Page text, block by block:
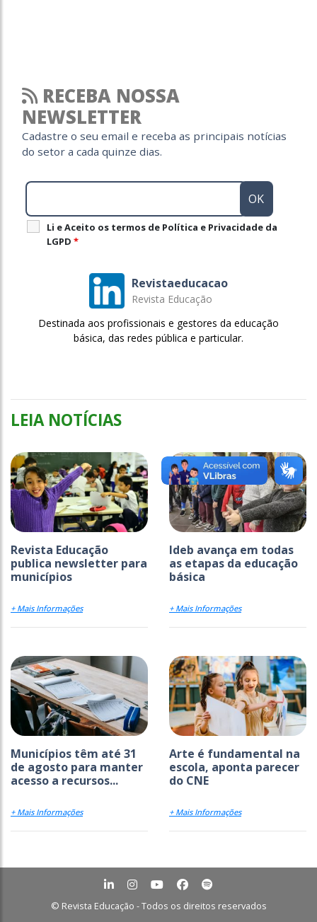
RECEBA NOSSA
NEWSLETTER
Cadastre o seu email e receba as principais notícias
do setor a cada quinze dias.
Li e Aceito os termos de Política e Privacidade da
LGPD *
Revistaeducacao
Revista Educação
Destinada aos profissionais e gestores da educação
básica, das redes pública e particular.
LEIA NOTÍCIAS
Revista Educação
publica newsletter para
municípios
+ Mais Informações
Ideb avança em todas
as etapas da educação
básica
+ Mais Informações
Municípios têm até 31
de agosto para manter
acesso a recursos...
+ Mais Informações
Arte é fundamental na
escola, aponta parecer
do CNE
+ Mais Informações
© Revista Educação - Todos os direitos reservados